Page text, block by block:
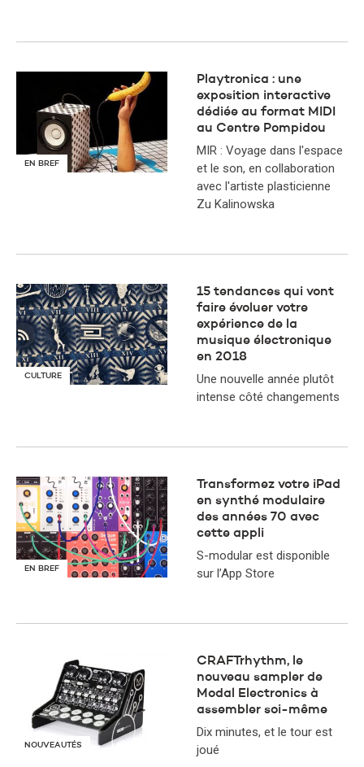
EN BREF
Playtronica : une
exposition interactive
dédiée au format MIDI
au Centre Pompidou
MIR : Voyage dans l'espace
et le son, en collaboration
avec l'artiste plasticienne
Zu Kalinowska
CULTURE
15 tendances qui vont
faire évoluer votre
expérience de la
musique électronique
en 2018
Une nouvelle année plutôt
intense côté changements
EN BREF
Transformez votre iPad
en synthé modulaire
des années 70 avec
cette appli
S-modular est disponible
sur l’App Store
NOUVEAUTÉS
​CRAFTrhythm, le
nouveau sampler de
Modal Electronics à
assembler soi-même
Dix minutes, et le tour est
joué